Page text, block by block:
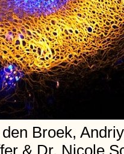
Broek,
& Dr. Nicole